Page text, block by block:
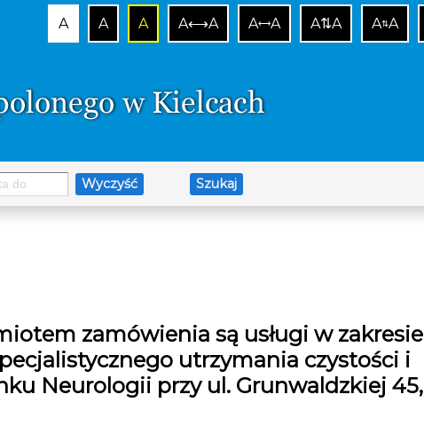
A⇅A
A⇅A
A⟷A
A⟷A
A
A
A
Wyczyść Szukaj
zamówienia są usługi w zakresie
utrzymania czystości i
Neurologii przy ul. Grunwaldzkiej 45,